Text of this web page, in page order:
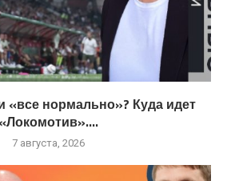
«все нормально»? Куда идет
«Локомотив»....
7 августа, 2026